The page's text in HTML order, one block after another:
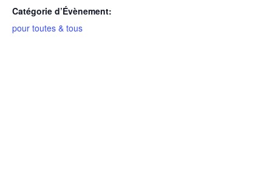
Catégorie d’Évènement:
pour toutes & tous